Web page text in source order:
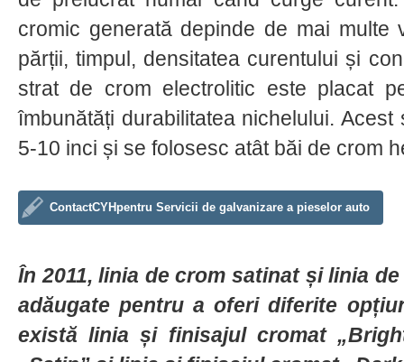
cromic generată depinde de mai multe
părții, timpul, densitatea curentului și
strat de crom electrolitic este placat
îmbunătăți durabilitatea nichelului.
5-10 inci și se folosesc atât băi de crom
ContactCYHpentru Servicii de galvanizare a pieselor auto
În 2011, linia de crom satinat și linia
adăugate pentru a oferi diferite
există linia și finisajul cromat